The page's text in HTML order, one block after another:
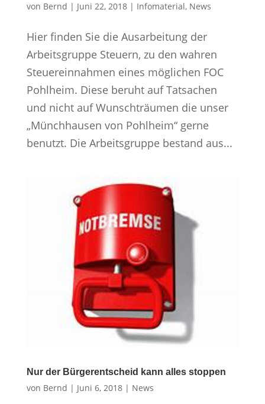
von Bernd | Juni 22, 2018| Infomaterial, News
Hier finden Sie die Ausarbeitung der
Arbeitsgruppe Steuern, zu den wahren
Steuereinnahmen eines möglichen FOC
Pohlheim. Diese beruht auf Tatsachen
und nicht auf Wunschträumen die unser
„Münchhausen von Pohlheim“ gerne
benutzt. Die Arbeitsgruppe bestand aus...
Nur der Bürgerentscheid kann alles stoppen
von Bernd | Juni 6, 2018| News